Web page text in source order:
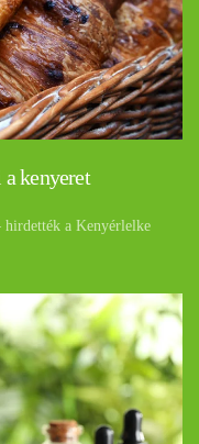
kenyeret
a Kenyérlelke